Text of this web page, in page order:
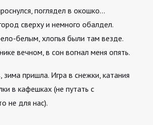
поглядел в окошко…
сверху и немного обалдел.
белым, хлопья были там везде.
вечном, в сон вогнал меня опять.
зима пришла. Игра в снежки, катания
в кафешках (не путать с
не для нас).